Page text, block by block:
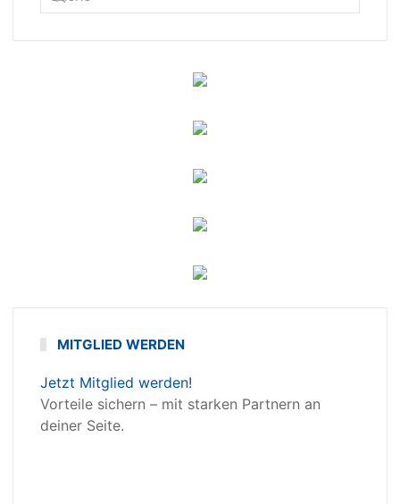
MITGLIED WERDEN
Jetzt Mitglied werden!
Vorteile sichern – mit starken Partnern an
deiner Seite.